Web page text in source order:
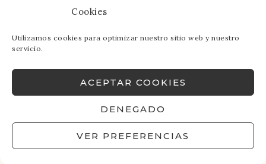
Cookies
Utilizamos cookies para optimizar nuestro sitio web y nuestro
servicio.
ACEPTAR COOKIES
DENEGADO
VER PREFERENCIAS